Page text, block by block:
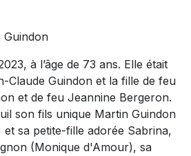
Guindon
à l’âge de 73 ans. Elle était
Claude Guindon et la fille de feu
et de feu Jeannine Bergeron.
son fils unique Martin Guindon
sa petite-fille adorée Sabrina,
(Monique d'Amour), sa